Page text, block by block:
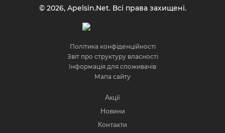
© 2026, Apelsin.Net. Всі права захищені.
Політика конфіденційності
Звіт про структуру власності
Інформація для споживачів
Мапа сайту
Акції
Новини
Контакти